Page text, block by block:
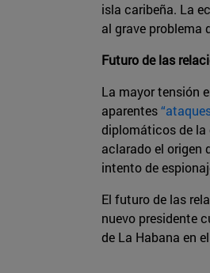
isla caribeña. La
al grave problema
Futuro de las
La mayor tensión
aparentes
diplomáticos de la
aclarado el origen
intento de
El futuro de las
nuevo presidente
de La Habana en